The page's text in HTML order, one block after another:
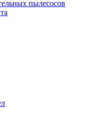
пылесосов